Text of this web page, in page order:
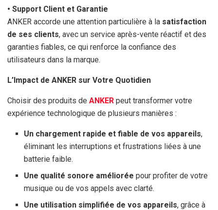
• Support Client et Garantie
ANKER accorde une attention particulière à la satisfaction
de ses clients, avec un service après-vente réactif et des
garanties fiables, ce qui renforce la confiance des
utilisateurs dans la marque.
L’Impact de ANKER sur Votre Quotidien
Choisir des produits de ANKER peut transformer votre
expérience technologique de plusieurs manières :
Un chargement rapide et fiable de vos appareils,
éliminant les interruptions et frustrations liées à une
batterie faible.
Une qualité sonore améliorée pour profiter de votre
musique ou de vos appels avec clarté.
Une utilisation simplifiée de vos appareils, grâce à